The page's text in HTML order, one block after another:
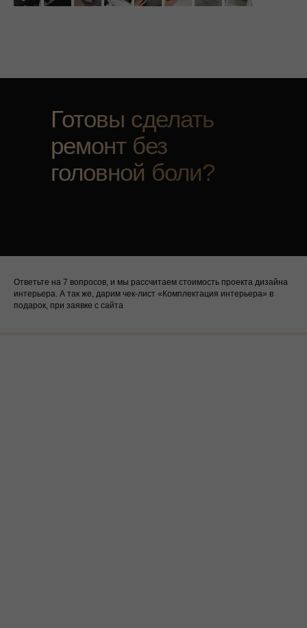
Готовы сделать
ремонт без
головной боли?
Ответьте на 7 вопросов, и мы рассчитаем стоимость проекта дизайна
интерьера. А так же, дарим чек-лист «Комплектация интерьера» в
подарок, при заявке с сайта